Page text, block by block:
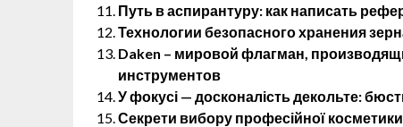
Путь в аспирантуру: как написать
Технологии безопасного хранения
Daken – мировой флагман,
инструментов
У фокусі — досконалість декольте:
Секрети вибору професійної